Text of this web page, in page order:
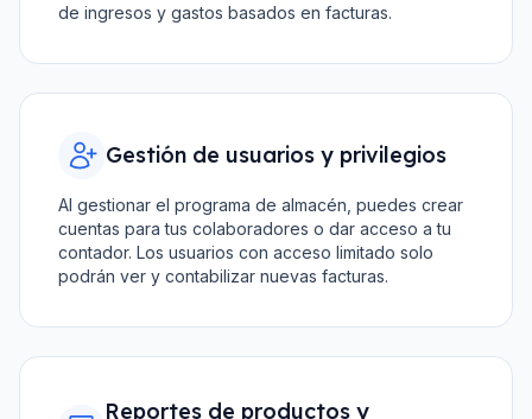
de ingresos y gastos basados en facturas.
Gestión de usuarios y privilegios
Al gestionar el programa de almacén, puedes crear
cuentas para tus colaboradores o dar acceso a tu
contador. Los usuarios con acceso limitado solo
podrán ver y contabilizar nuevas facturas.
Reportes de productos y